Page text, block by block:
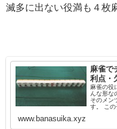
滅多に出ない役満も４枚
麻雀で
利点・
麻雀の役
んな形な
そのメン
す。 こ
www.banasuika.xyz